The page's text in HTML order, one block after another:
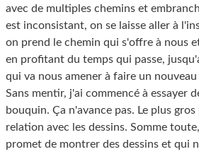
avec de multiples chemins et
est inconsistant, on se laisse aller à
on prend le chemin qui s'offre à nous
en profitant du temps qui passe,
qui va nous amener à faire un
Sans mentir, j'ai commencé à essayer
bouquin. Ça n'avance pas. Le plus
relation avec les dessins. Somme
promet de montrer des dessins et qui